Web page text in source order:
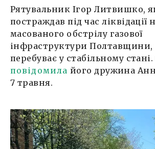
Рятувальник Ігор Литвишко,
постраждав під час ліквідації
масованого обстрілу газової
інфраструктури Полтавщини,
перебуває у стабільному
повідомила його дружина
7 травня.